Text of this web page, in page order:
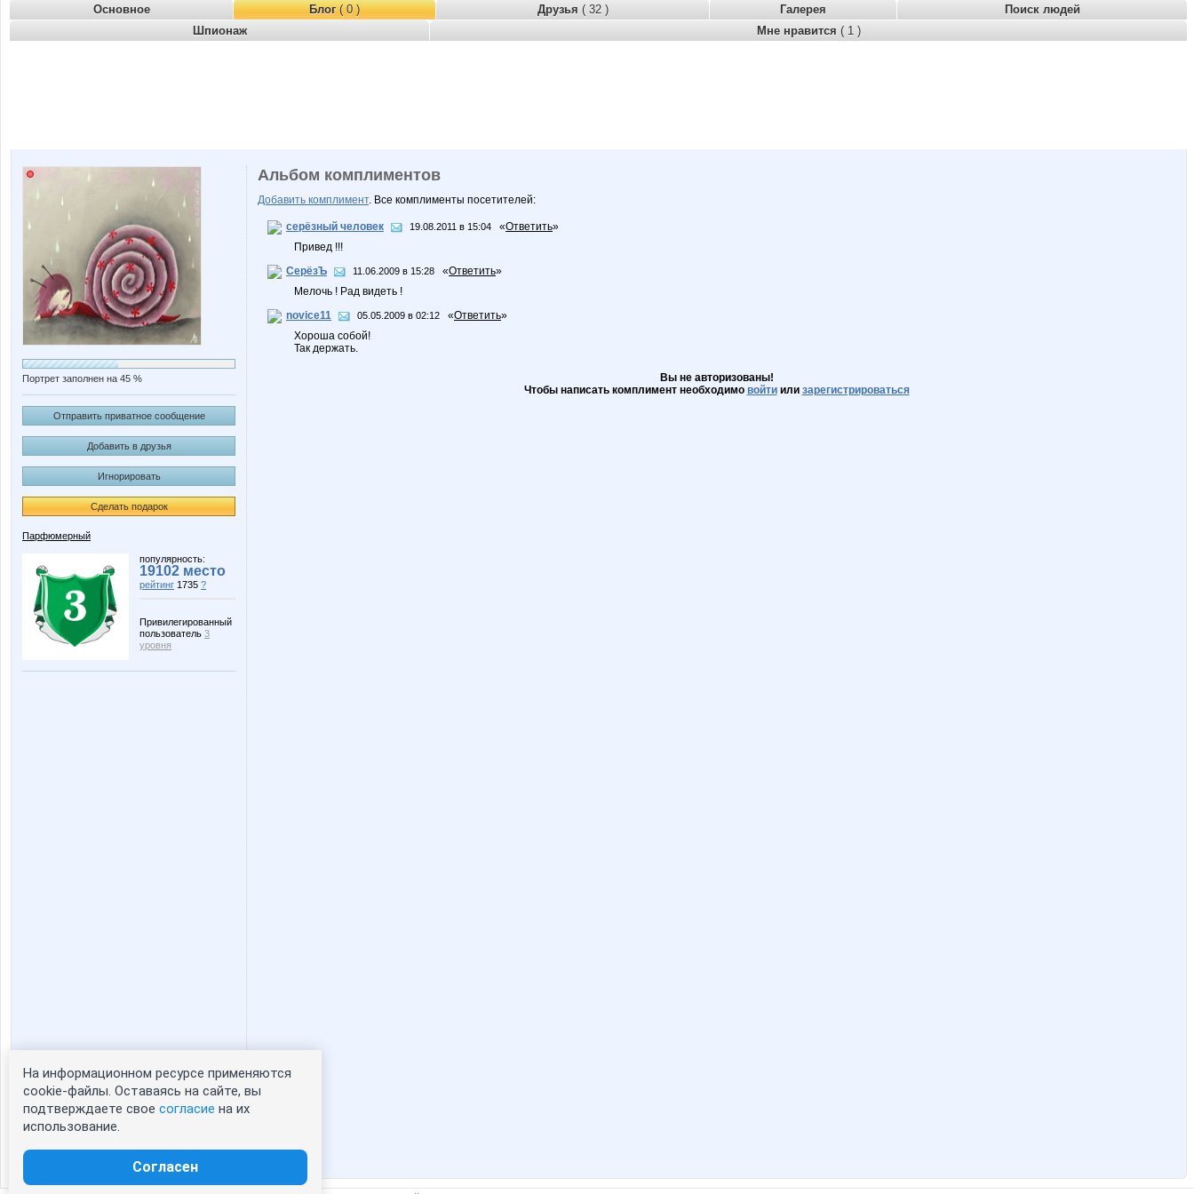
Основное Блог( 0 ) Друзья ( 32 ) Галерея
Поиск людей
Шпионаж
Мне нравится ( 1 )
Портрет заполнен на 45 %
Отправить приватное сообщение
Добавить в друзья
Игнорировать
Сделать подарок
Парфюмерный
популярность:
19102 место
рейтинг 1735 ?
Привилегированный
пользователь 3
уровня
Статистика портрета:
сейчас просматривают портрет - 0
зарегистрированные пользователи
Альбом комплиментов
Добавить комплимент. Все комплименты посетителей:
серёзный человек 19.08.2011 в 15:04 «Ответить»
Привед !!!
СерёзЪ
11.06.2009 в 15:28 «Ответить»
Мелочь ! Рад видеть !
novice11
05.05.2009 в 02:12 «Ответить»
Хороша собой!
Так держать.
Вы не авторизованы!
Чтобы написать комплимент необходимо войтиили зарегистрироваться
На информационном ресурсе применяются
cookie-файлы. Оставаясь на сайте, вы
подтверждаете свое согласие на их
использование.
Согласен